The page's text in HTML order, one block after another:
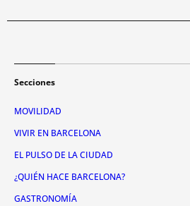
Secciones
MOVILIDAD
VIVIR EN BARCELONA
EL PULSO DE LA CIUDAD
¿QUIÉN HACE BARCELONA?
GASTRONOMÍA